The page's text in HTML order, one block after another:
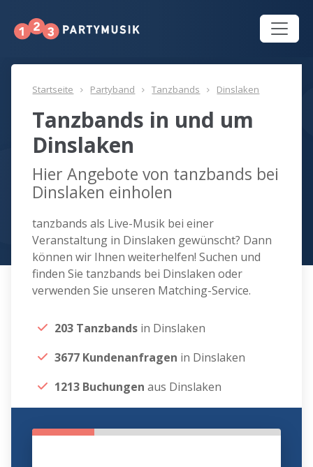
Startseite Partyband Tanzbands Dinslaken
Tanzbands in und um
Dinslaken
Hier Angebote von tanzbands bei
Dinslaken einholen
tanzbands als Live-Musik bei einer
Veranstaltung in Dinslaken gewünscht? Dann
können wir Ihnen weiterhelfen! Suchen und
finden Sie tanzbands bei Dinslaken oder
verwenden Sie unseren Matching-Service.
203 Tanzbands in Dinslaken
3677 Kundenanfragen in Dinslaken
1213 Buchungen aus Dinslaken